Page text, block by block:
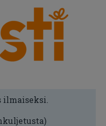
ilmaiseksi.